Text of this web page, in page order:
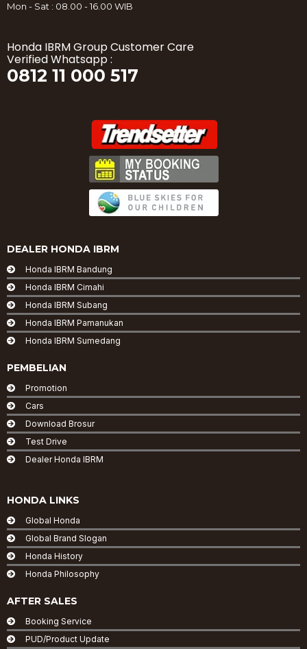
Mon - Sat : 08.00 - 16.00 WIB
Honda IBRM Group Customer Care
Verified Whatsapp :
0812 11 000 517
DEALER HONDA IBRM
Honda IBRM Bandung
Honda IBRM Cimahi
Honda IBRM Subang
Honda IBRM Pamanukan
Honda IBRM Sumedang
PEMBELIAN
Promotion
Cars
Download Brosur
Test Drive
Dealer Honda IBRM
HONDA LINKS
Global Honda
Global Brand Slogan
Honda History
Honda Philosophy
AFTER SALES
Booking Service
PUD/Product Update